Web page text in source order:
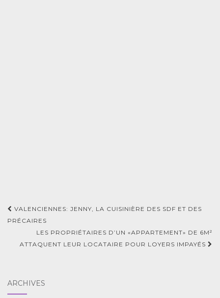
Navigation
d'article
VALENCIENNES: JENNY, LA CUISINIÈRE DES SDF ET DES
PRÉCAIRES
LES PROPRIÉTAIRES D’UN «APPARTEMENT» DE 6M²
ATTAQUENT LEUR LOCATAIRE POUR LOYERS IMPAYÉS
ARCHIVES